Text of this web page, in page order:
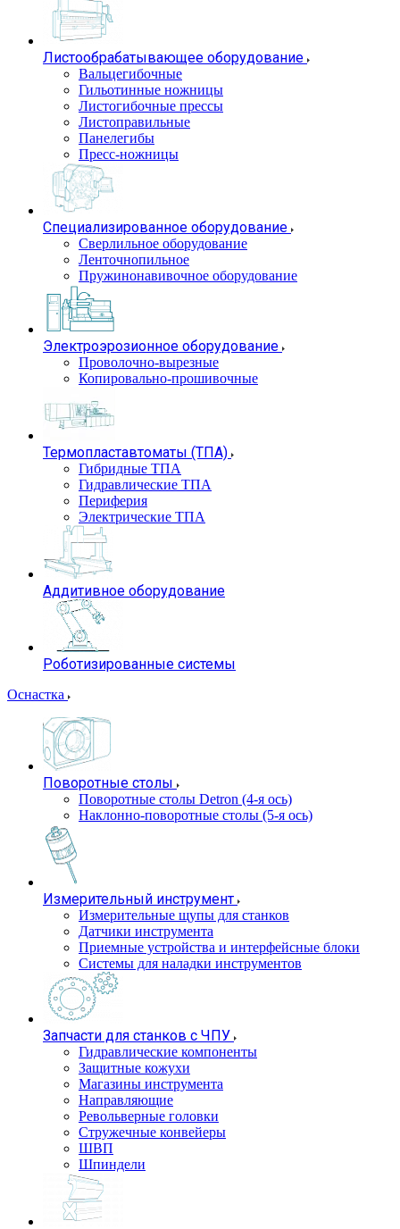
Листообрабатывающее оборудование
Вальцегибочные
Гильотинные ножницы
Листогибочные прессы
Листоправильные
Панелегибы
Пресс-ножницы
Специализированное оборудование
Сверлильное оборудование
Ленточнопильное
Пружинонавивочное оборудование
Электроэрозионное оборудование
Проволочно-вырезные
Копировально-прошивочные
Термопластавтоматы (ТПА)
Гибридные ТПА
Гидравлические ТПА
Периферия
Электрические ТПА
Аддитивное оборудование
Роботизированные системы
Оснастка
Поворотные столы
Поворотные столы Detron (4-я ось)
Наклонно-поворотные столы (5-я ось)
Измерительный инструмент
Измерительные щупы для станков
Датчики инструмента
Приемные устройства и интерфейсные блоки
Системы для наладки инструментов
Запчасти для станков с ЧПУ
Гидравлические компоненты
Защитные кожухи
Магазины инструмента
Направляющие
Револьверные головки
Стружечные конвейеры
ШВП
Шпиндели